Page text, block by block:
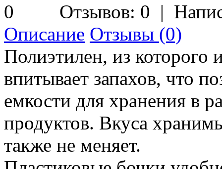
Отзывов: 0 |
Описание Отзывы (0)
Полиэтилен, из которого
впитывает запахов, что
емкости для хранения в
продуктов. Вкуса
также не меняет.